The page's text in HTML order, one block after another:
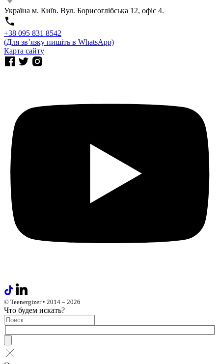
Україна м. Київ. Вул. Борисоглібська 12, офіс 4.
⁨+38 095 831 8542⁩
(Для звʼязку пишіть в WhatsApp)
Карта сайту
© Teenergizer • 2014 – 2026
Что будем искать?